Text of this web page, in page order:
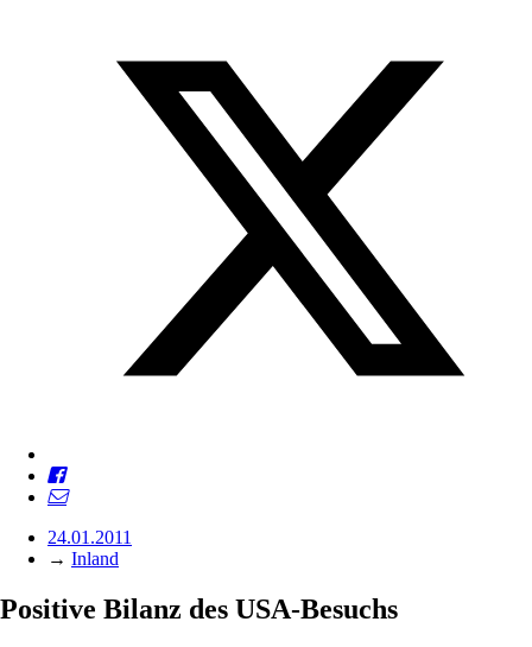
24.01.2011
→ Inland
Positive Bilanz des USA-Besuchs